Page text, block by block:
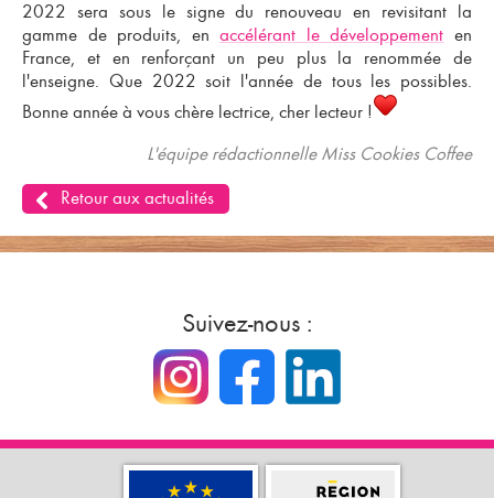
2022 sera sous le signe du renouveau en revisitant la
gamme de produits, en accélérant le développement en
France, et en renforçant un peu plus la renommée de
l'enseigne. Que 2022 soit l'année de tous les possibles.
Bonne année à vous chère lectrice, cher lecteur !
L'équipe rédactionnelle Miss Cookies Coffee
Retour aux actualités
Suivez-nous :